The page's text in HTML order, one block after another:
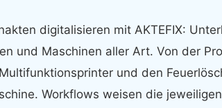
digitalisieren mit AKTEFIX:
und Maschinen aller Art. Von der
Multifunktionsprinter und den
Workflows weisen die jeweiligen